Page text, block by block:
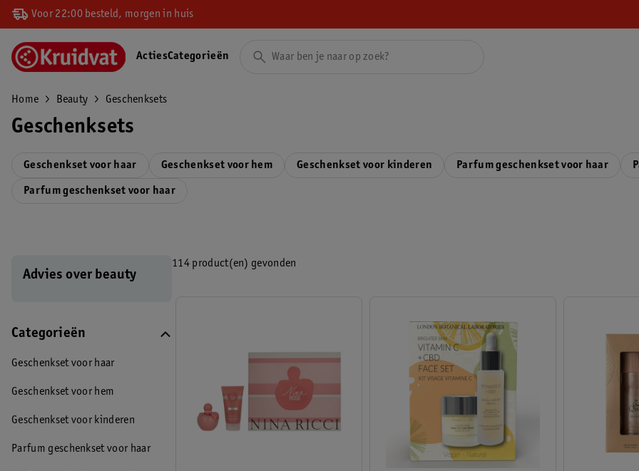
Voor 22:00 besteld, morgen in huis
ActiesCategorieën
Home Beauty Geschenksets
Geschenksets
Geschenkset voor haar Geschenkset voor hem Geschenkset voor kinderen Parfum geschenkset voor haar
Parfum geschenkset voor haar
Advies over beauty
Categorieën
Geschenkset voor haar
Geschenkset voor hem
Geschenkset voor kinderen
Parfum geschenkset voor haar
114 product(en) gevonden